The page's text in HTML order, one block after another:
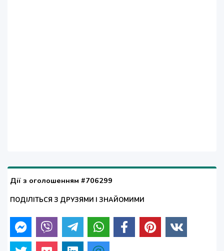
Дії з оголошенням #706299
ПОДІЛІТЬСЯ З ДРУЗЯМИ І ЗНАЙОМИМИ